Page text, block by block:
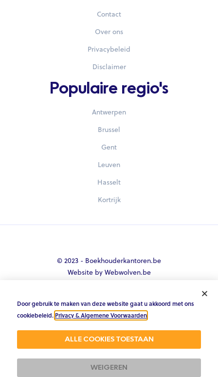
Contact
Over ons
Privacybeleid
Disclaimer
Populaire regio's
Antwerpen
Brussel
Gent
Leuven
Hasselt
Kortrijk
© 2023 - Boekhouderkantoren.be
Website by Webwolven.be
 
Gemiddelde klantbeoordeling
4.8/5 op Trustpilot & 4.9/5 op google
Door gebruik te maken van deze website gaat u akkoord met ons
cookiebeleid. Privacy & Algemene Voorwaarden
ALLE COOKIES TOESTAAN
WEIGEREN